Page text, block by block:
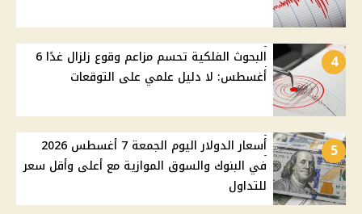
4
البحوث الفلكية تحسم مزاعم وقوع زلزال غدًا 6
أغسطس: لا دليل علمي على التوقعات
5
أسعار الدولار اليوم الجمعة 7 أغسطس 2026
في البنوك والسوق الموازية مع أعلى وأقل سعر
للتداول